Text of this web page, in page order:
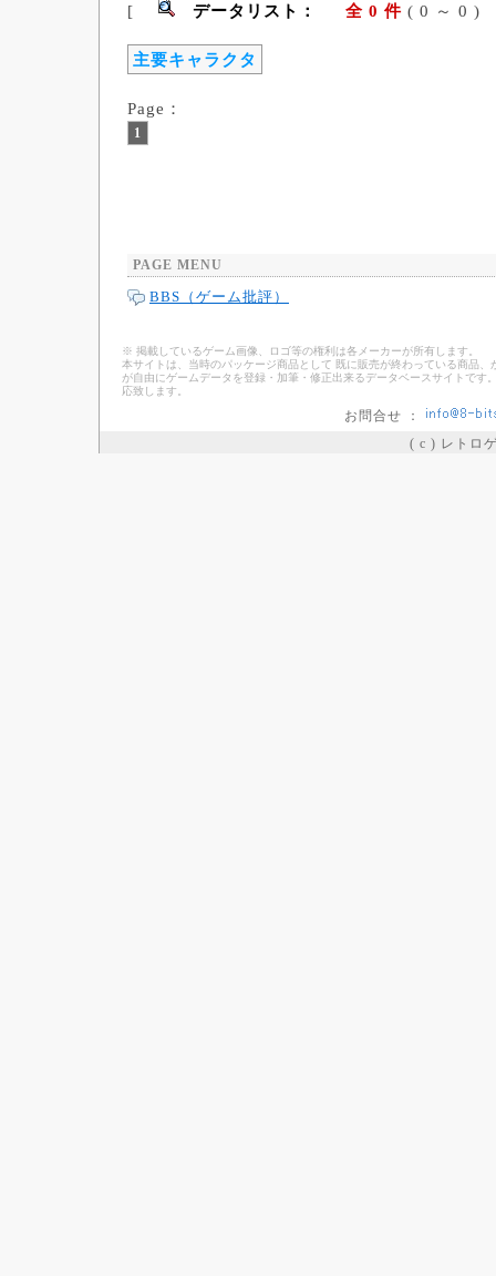
[
データリスト： 全 0 件 ( 0
主要キャラクタ
Page：
1
PAGE MENU
BBS（ゲーム批評）
※ 掲載しているゲーム画像、ロゴ等の権利は各メーカーが所有します。
本サイトは、当時のパッケージ商品として 既に販売が終わっている商品
が自由にゲームデータを登録・加筆・修正出来るデータベースサイトで
応致します。
お問合せ ：
( c ) レトロ